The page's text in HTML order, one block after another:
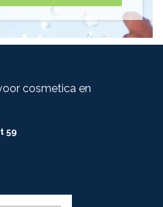
cosmetica en
59